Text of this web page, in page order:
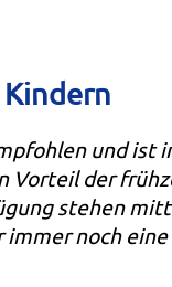
und ist
Vorteil der
stehen
noch